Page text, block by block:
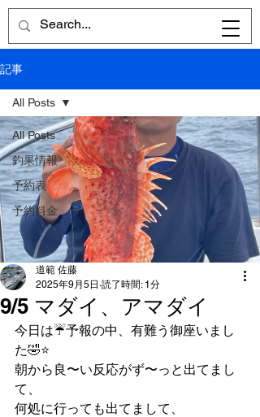
記事
All Posts
釣果情報
予約表
予約料金
All Posts
9/5 マダイ、アマダイ
道範 佐藤
2025年9月5日 読了時間: 1分
今日は☔️予報の中、有難う御座いまし
た🤣⭐️
朝から良〜い反応がず〜っと出てまし
て、
何処に行っても出てまして、